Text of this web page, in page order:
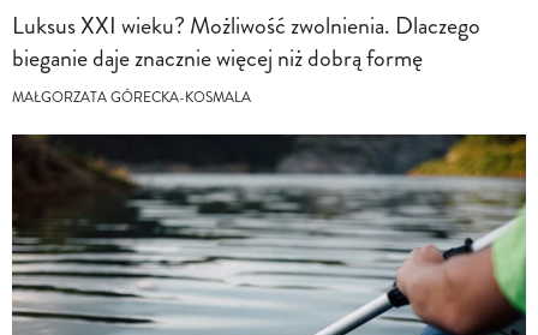
Luksus XXI wieku? Możliwość zwolnienia. Dlaczego
bieganie daje znacznie więcej niż dobrą formę
MAŁGORZATA GÓRECKA-KOSMALA